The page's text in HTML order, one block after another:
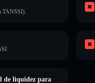
TANSSI).
de liquidez para